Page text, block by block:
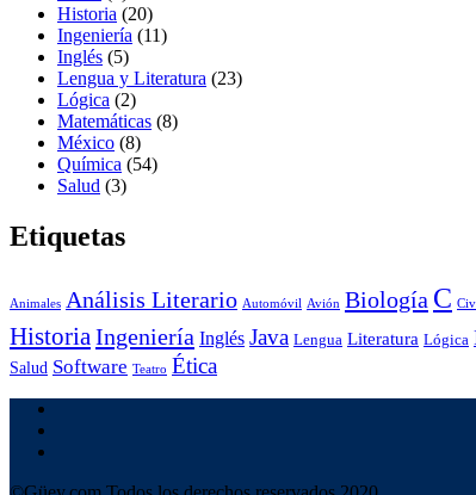
Historia (20)
Ingeniería (11)
Inglés (5)
Lengua y Literatura (23)
Lógica (2)
Matemáticas (8)
México (8)
Química (54)
Salud (3)
Etiquetas
Animales Análisis Literario Automóvil Avión Biología C
HistoriaIngeniería Inglés Java Lengua Literatura Lógica
Salud Software Teatro Ética